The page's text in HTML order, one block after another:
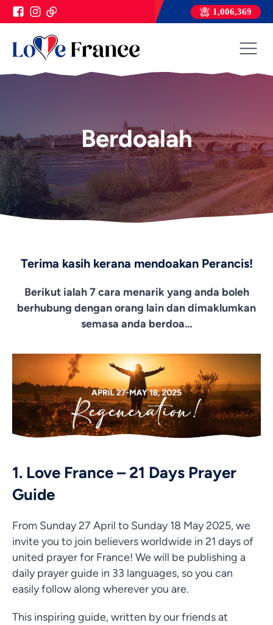
1,006,369
Berdoalah
Terima kasih kerana mendoakan Perancis!
Berikut ialah 7 cara menarik yang anda boleh
berhubung dengan orang lain dan dimaklumkan
semasa anda berdoa…
1. Love France – 21 Days Prayer
Guide
From Sunday 27 April to Sunday 18 May 2025, we
invite you to join believers worldwide in 21 days of
united prayer for France! We will be publishing a
daily prayer guide in 33 languages, so you can
easily follow along wherever you are.
This inspiring guide, written by our friends at